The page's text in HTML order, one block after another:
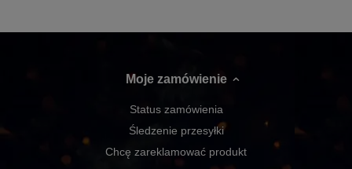
Moje zamówienie
Status zamówienia
Śledzenie przesyłki
Chcę zareklamować produkt